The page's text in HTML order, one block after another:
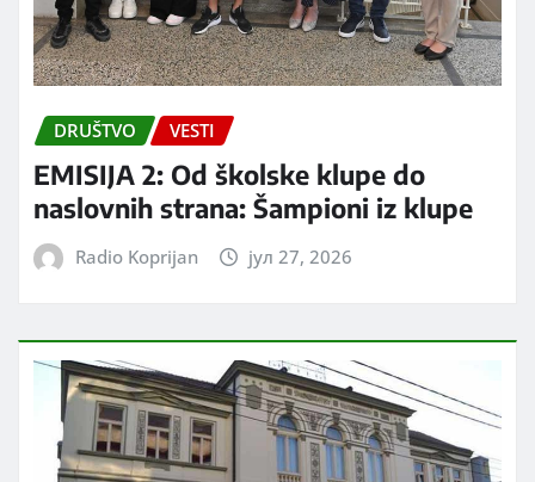
DRUŠTVO VESTI
EMISIJA 2: Od školske klupe do
naslovnih strana: Šampioni iz klupe
Radio Koprijan јул 27, 2026